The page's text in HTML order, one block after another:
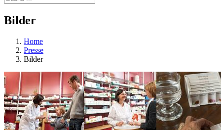
Bilder
Home
Presse
Bilder